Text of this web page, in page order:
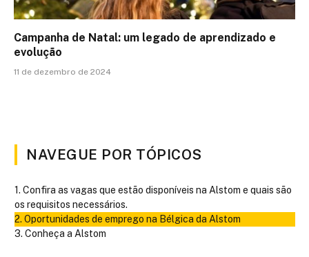
Campanha de Natal: um legado de aprendizado e
evolução
11 de dezembro de 2024
NAVEGUE POR TÓPICOS
Confira as vagas que estão disponíveis na Alstom e quais são
os requisitos necessários.
Oportunidades de emprego na Bélgica da Alstom
Conheça a Alstom